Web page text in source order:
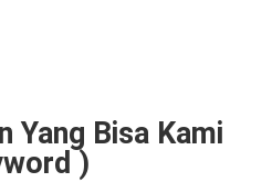
Yang Bisa Kami
)